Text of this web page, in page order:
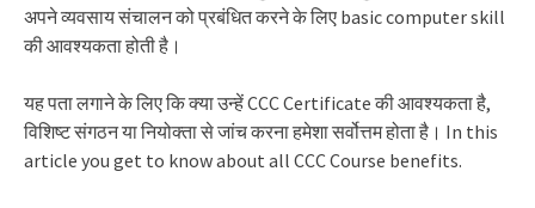
अपने व्यवसाय संचालन को प्रबंधित करने के लिए basic computer skill
की आवश्यकता होती है।
यह पता लगाने के लिए कि क्या उन्हें CCC Certificate की आवश्यकता है,
विशिष्ट संगठन या नियोक्ता से जांच करना हमेशा सर्वोत्तम होता है। In this
article you get to know about all CCC Course benefits.